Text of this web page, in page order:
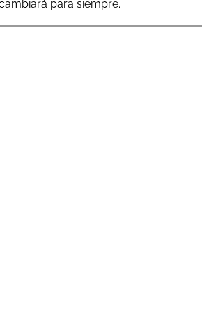
para siempre.